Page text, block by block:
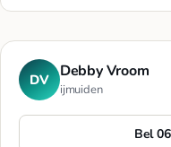
DV Debby Vroom
ijmuiden
Bel